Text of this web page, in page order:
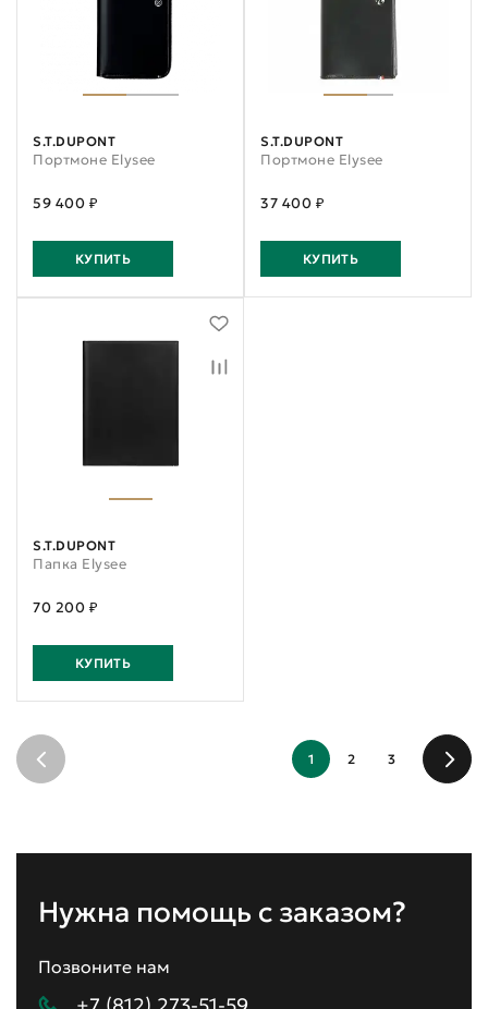
S.T.DUPONT
Портмоне Elysee
59 400 ₽
КУПИТЬ
S.T.DUPONT
Портмоне Elysee
37 400 ₽
КУПИТЬ
S.T.DUPONT
Папка Elysee
70 200 ₽
КУПИТЬ
1 2 3
Нужна помощь с заказом?
Позвоните нам